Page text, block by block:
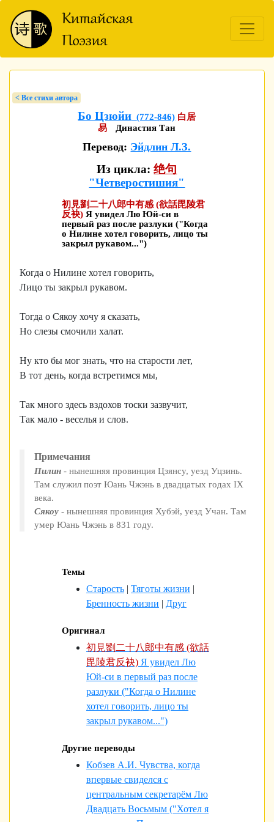
< Bсе стихи автора
Бо Цзюйи (772-846) 白居
易
Династия Тан
Перевод: Эйдлин Л.З.
Из цикла:绝句
"Четверостишия"
初見劉二十八郎中有感 (欲話毘陵君
反袂) Я увидел Лю Юй-си в
первый раз после разлуки ("Когда
о Нилине хотел говорить, лицо ты
закрыл рукавом...")
Когда о Нилине хотел говорить,
Лицо ты закрыл рукавом.
Тогда о Сякоу хочу я сказать,
Но слезы смочили халат.
Ну кто бы мог знать, что на старости лет,
В тот день, когда встретимся мы,
Так много здесь вздохов тоски зазвучит,
Так мало - веселья и слов.
Примечания
Пилин - нынешняя провинция Цзянсу, уезд Уцзинь.
Там служил поэт Юань Чжэнь в двадцатых годах IX
века.
Сякоу - нынешняя провинция Хубэй, уезд Учан. Там
умер Юань Чжэнь в 831 году.
Темы
Старость | Тяготы жизни |
Бренность жизни | Друг
Оригинал
初見劉二十八郎中有感 (欲話
毘陵君反袂) Я увидел Лю
Юй-си в первый раз после
разлуки ("Когда о Нилине
хотел говорить, лицо ты
закрыл рукавом...")
Другие переводы
Кобзев А.И. Чувства, когда
впервые свиделся с
центральным секретарём Лю
Двадцать Восьмым ("Хотел я